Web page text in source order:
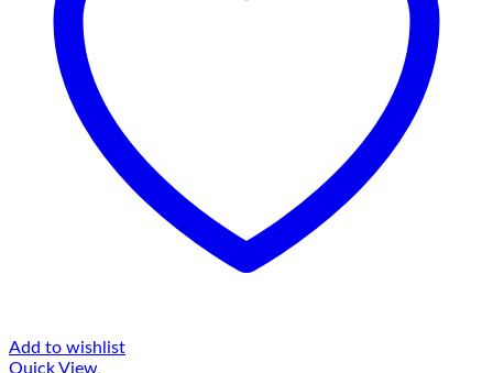
Add to wishlist
Quick View